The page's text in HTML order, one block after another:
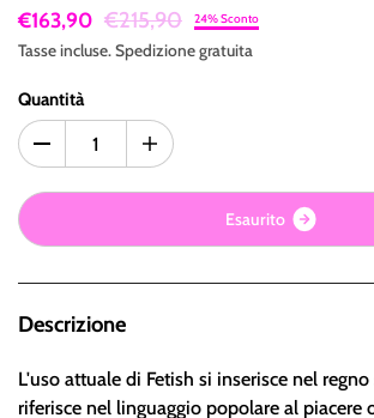
€163,90 €215,90 24% Sconto
Tasse incluse.Spedizionegratuita
Quantità
Esaurito
Descrizione
L'uso attuale di Fetish si inserisce nel regno
riferisce nel linguaggio popolare al piacere